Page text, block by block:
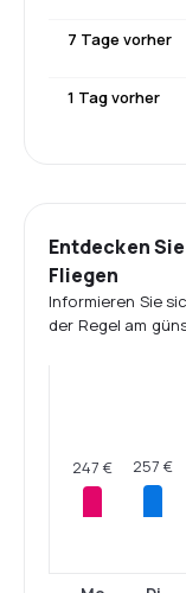
7 Tage vorher
1 Tag vorher
Entdecken
Fliegen
Informieren Sie
der Regel am
247 € 257 €